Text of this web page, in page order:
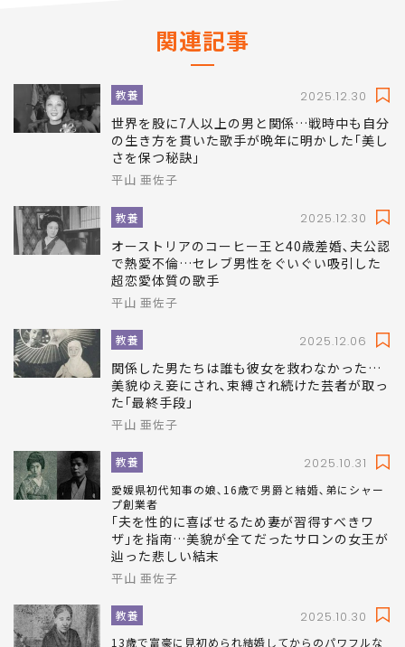
関連記事
教養 2025.12.30
世界を股に7人以上の男と関係…戦時中も自分
の生き方を貫いた歌手が晩年に明かした｢美し
さを保つ秘訣｣
平山 亜佐子
教養 2025.12.30
オーストリアのコーヒー王と40歳差婚､夫公認
で熱愛不倫…セレブ男性をぐいぐい吸引した
超恋愛体質の歌手
平山 亜佐子
教養 2025.12.06
関係した男たちは誰も彼女を救わなかった…
美貌ゆえ妾にされ､束縛され続けた芸者が取っ
た｢最終手段｣
平山 亜佐子
教養 2025.10.31
愛媛県初代知事の娘､16歳で男爵と結婚､弟にシャー
プ創業者
｢夫を性的に喜ばせるため妻が習得すべきワ
ザ｣を指南…美貌が全てだったサロンの女王が
辿った悲しい結末
平山 亜佐子
教養 2025.10.30
13歳で富豪に見初められ結婚してからのパワフルな